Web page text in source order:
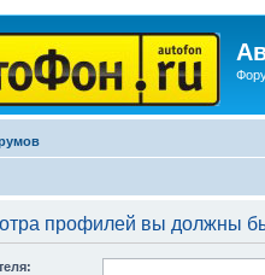
профилей вы должны